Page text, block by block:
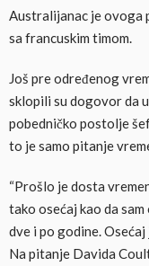
Australijanac je ovoga
sa francuskim timom.
Još pre određenog
sklopili su dogovor da
pobedničko postolje
to je samo pitanje
“Prošlo je dosta
tako osećaj kao da
dve i po godine. Osećaj
Na pitanje Davida